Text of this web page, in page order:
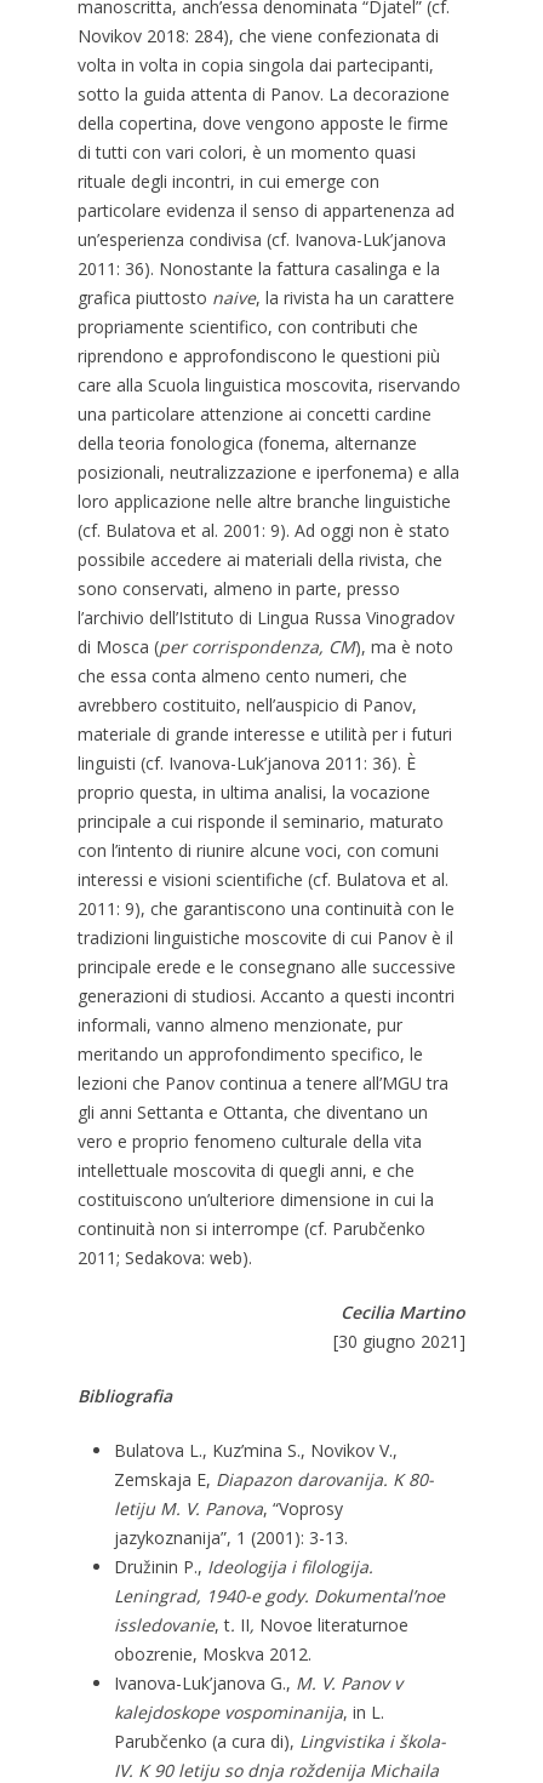
manoscritta, anch’essa denominata “Djatel” (cf.
Novikov 2018: 284), che viene confezionata di
volta in volta in copia singola dai partecipanti,
sotto la guida attenta di Panov. La decorazione
della copertina, dove vengono apposte le firme
di tutti con vari colori, è un momento quasi
rituale degli incontri, in cui emerge con
particolare evidenza il senso di appartenenza ad
un’esperienza condivisa (cf. Ivanova-Luk’janova
2011: 36). Nonostante la fattura casalinga e la
grafica piuttosto naive, la rivista ha un carattere
propriamente scientifico, con contributi che
riprendono e approfondiscono le questioni più
care alla Scuola linguistica moscovita, riservando
una particolare attenzione ai concetti cardine
della teoria fonologica (fonema, alternanze
posizionali, neutralizzazione e iperfonema) e alla
loro applicazione nelle altre branche linguistiche
(cf. Bulatova et al. 2001: 9). Ad oggi non è stato
possibile accedere ai materiali della rivista, che
sono conservati, almeno in parte, presso
l’archivio dell’Istituto di Lingua Russa Vinogradov
di Mosca (per corrispondenza, CM), ma è noto
che essa conta almeno cento numeri, che
avrebbero costituito, nell’auspicio di Panov,
materiale di grande interesse e utilità per i futuri
linguisti (cf. Ivanova-Luk’janova 2011: 36). È
proprio questa, in ultima analisi, la vocazione
principale a cui risponde il seminario, maturato
con l’intento di riunire alcune voci, con comuni
interessi e visioni scientifiche (cf. Bulatova et al.
2011: 9), che garantiscono una continuità con le
tradizioni linguistiche moscovite di cui Panov è il
principale erede e le consegnano alle successive
generazioni di studiosi. Accanto a questi incontri
informali, vanno almeno menzionate, pur
meritando un approfondimento specifico, le
lezioni che Panov continua a tenere all’MGU tra
gli anni Settanta e Ottanta, che diventano un
vero e proprio fenomeno culturale della vita
intellettuale moscovita di quegli anni, e che
costituiscono un’ulteriore dimensione in cui la
continuità non si interrompe (cf. Parubčenko
2011; Sedakova: web).
Cecilia Martino
[30 giugno 2021]
Bibliografia
Bulatova L., Kuz’mina S., Novikov V.,
Zemskaja E, Diapazon darovanija. K 80-
letiju M. V. Panova, “Voprosy
jazykoznanija”, 1 (2001): 3-13.
Družinin P., Ideologija i filologija.
Leningrad, 1940-e gody. Dokumental’noe
issledovanie, t. II, Novoe literaturnoe
obozrenie, Moskva 2012.
Ivanova-Luk’janova G., M. V. Panov v
kalejdoskope vospominanija, in L.
Parubčenko (a cura di), Lingvistika i škola-
IV. K 90 letiju so dnja roždenija Michaila